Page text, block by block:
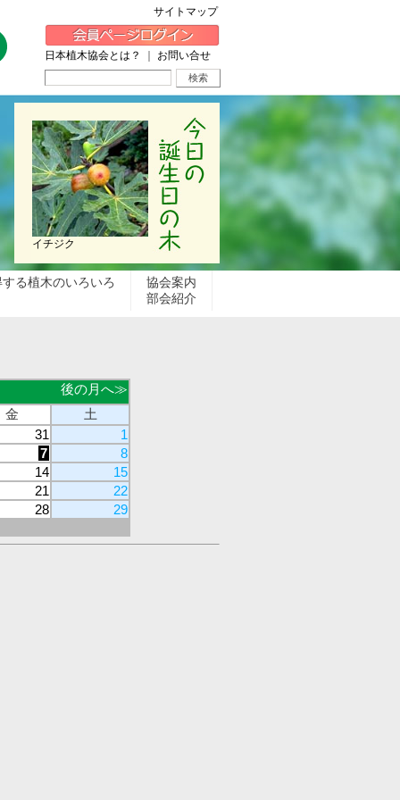
サイトマップ
日本植木協会とは？ お問い合せ
イチジク
る植木のいろいろ
協会案内
部会紹介
後の月へ≫
金
土
31
1
7
8
14
15
21
22
28 29